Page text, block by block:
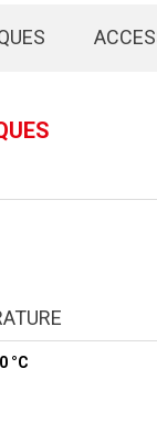
°C